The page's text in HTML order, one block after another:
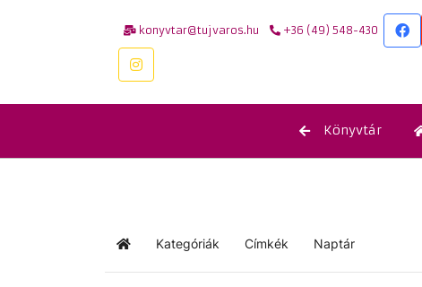
konyvtar@tujvaros.hu +36 (49) 548-430
Könyvtár
KezdőlapKategóriák Címkék Naptár